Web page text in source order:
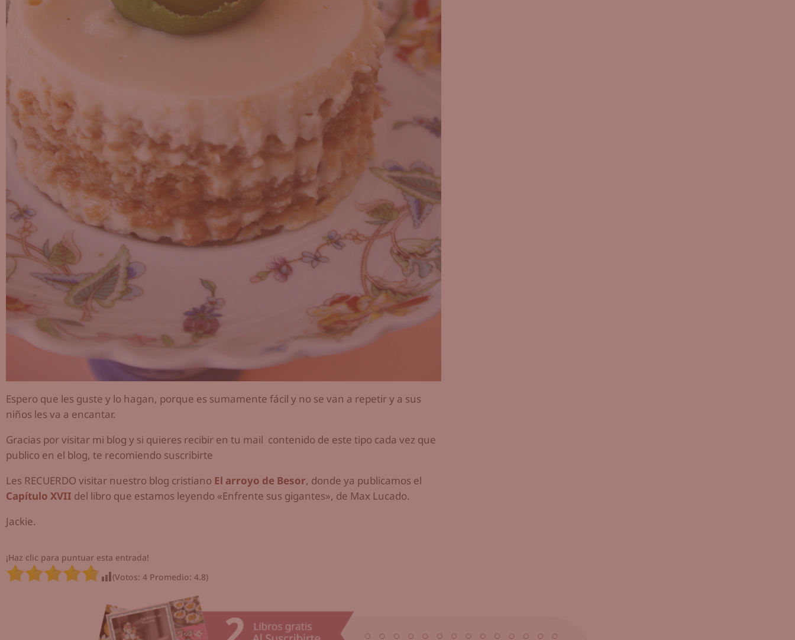
Espero que les guste y lo hagan, porque es sumamente fácil y no se van a repetir y a sus
niños les va a encantar.
Gracias por visitar mi blog y si quieres recibir en tu mail contenido de este tipo cada vez que
publico en el blog, te recomiendo suscribirte
Les RECUERDO visitar nuestro blog cristiano El arroyo de Besor, donde ya publicamos el
Capítulo XVII del libro que estamos leyendo «Enfrente sus gigantes», de Max Lucado.
Jackie.
¡Haz clic para puntuar esta entrada!
(Votos: 4 Promedio: 4.8)